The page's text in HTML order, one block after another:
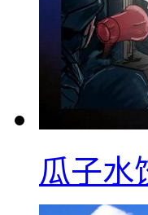
瓜子水